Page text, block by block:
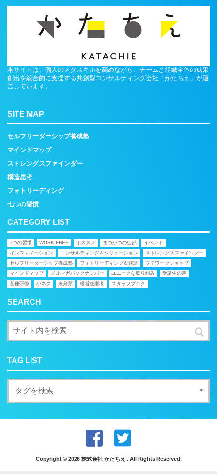
本サイトは、個人のメタスキルを高めながら、チームと組織全体の成果
創出を統合的に支援する共創型コンサルティング会社「かたちえ」が運
営しています。
SITE MAP
セルフリーダーシップ養成塾
マインドマップ
ストレングスファインダー
構造思考
フォトリーディング
七つの習慣
CATEGORY LIST
7つの習慣 WORK FREE オススメ まつかつの徒然
イベント
インフォメーション
コンサルティング＆ソリューション
ストレングスファインダー
セルフリーダーシップ養成塾
フォトリーディング＆速読
プチワークショップ
マインドマップ
メルマガバックナンバー ユニークな取り組み
受講生の声
各種研修
小ネタ 未分類 経営後継者 スタッフブログ
SEARCH
TAG LIST
Copyright © 2026 株式会社 かたちえ . All Rights Reserved.